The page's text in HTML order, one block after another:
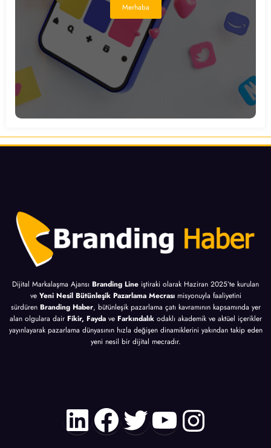
Merhaba
Dijital Markalaşma Ajansı Branding Line iştiraki olarak Haziran 2025’te kurulan
ve Yeni Nesil Bütünleşik Pazarlama Mecrası misyonuyla faaliyetini
sürdüren Branding Haber, bütünleşik pazarlama çatı kavramının kapsamında yer
alan olgulara dair Fikir, Fayda ve Farkındalık odaklı akademik ve aktüel içerikler
yayınlayarak pazarlama dünyasının hızla değişen dinamiklerini yakından takip eden
yeni nesil bir dijital mecradır.
LinkedIn
Facebook
Twitter
YouTube